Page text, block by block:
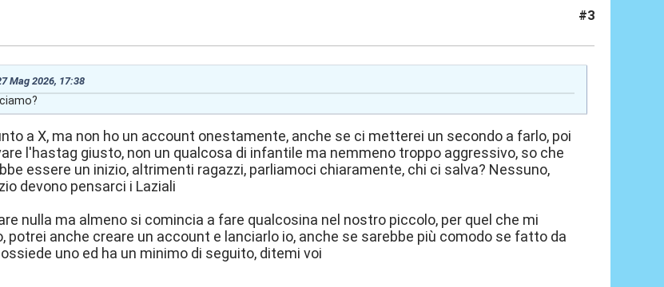
#3
Mag 2026, 17:38
a X, ma non ho un account onestamente, anche se ci metterei un secondo a farlo, poi
l'hastag giusto, non un qualcosa di infantile ma nemmeno troppo aggressivo, so che
essere un inizio, altrimenti ragazzi, parliamoci chiaramente, chi ci salva? Nessuno,
devono pensarci i Laziali
nulla ma almeno si comincia a fare qualcosina nel nostro piccolo, per quel che mi
potrei anche creare un account e lanciarlo io, anche se sarebbe più comodo se fatto da
uno ed ha un minimo di seguito, ditemi voi